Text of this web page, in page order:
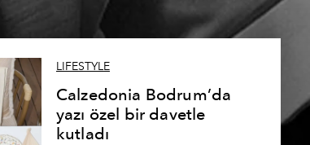
LIFESTYLE
Calzedonia Bodrum’da
yazı özel bir davetle
kutladı